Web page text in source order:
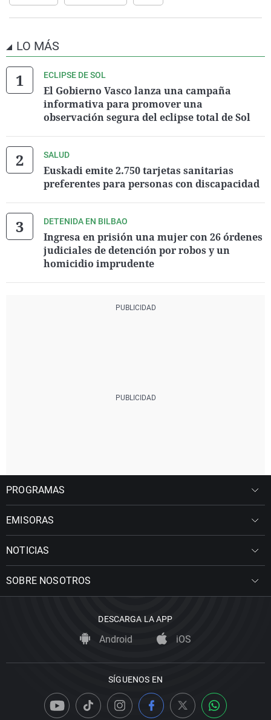
LO MÁS
ECLIPSE DE SOL
El Gobierno Vasco lanza una campaña
informativa para promover una
observación segura del eclipse total de Sol
SALUD
Euskadi emite 2.750 tarjetas sanitarias
preferentes para personas con discapacidad
DETENIDA EN BILBAO
Ingresa en prisión una mujer con 26 órdenes
judiciales de detención por robos y un
homicidio imprudente
PROGRAMAS
EMISORAS
NOTICIAS
SOBRE NOSOTROS
DESCARGA LA APP
Android iOS
SÍGUENOS EN